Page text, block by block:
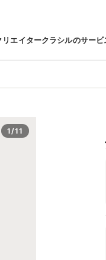
リエイタークラシルのサービ
1/11